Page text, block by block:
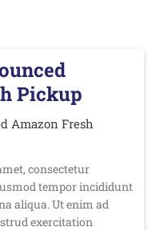
Pickup
consectetur
tempor incididunt
aliqua. Ut enim ad
exercitation